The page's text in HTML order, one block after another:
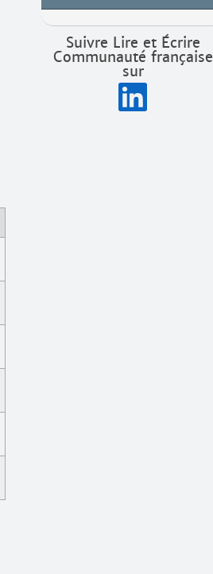
Suivre Lire et Écrire
Communauté française
sur